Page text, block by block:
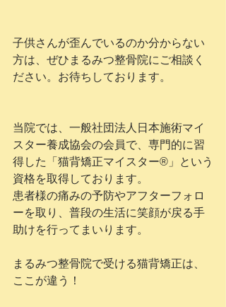
子供さんが歪んでいるのか分からない
方は、ぜひまるみつ整骨院にご相談く
ださい。お待ちしております。
当院では、一般社団法人日本施術マイ
スター養成協会の会員で、専門的に習
得した「猫背矯正マイスター®」という
資格を取得しております。
患者様の痛みの予防やアフターフォロ
ーを取り、普段の生活に笑顔が戻る手
助けを行ってまいります。
まるみつ整骨院で受ける猫背矯正は、
ここが違う！